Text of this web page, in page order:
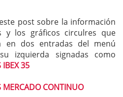
post sobre la información
y los gráficos circulres que
en dos entradas del menú
izquierda signadas como
IBEX 35
MERCADO CONTINUO